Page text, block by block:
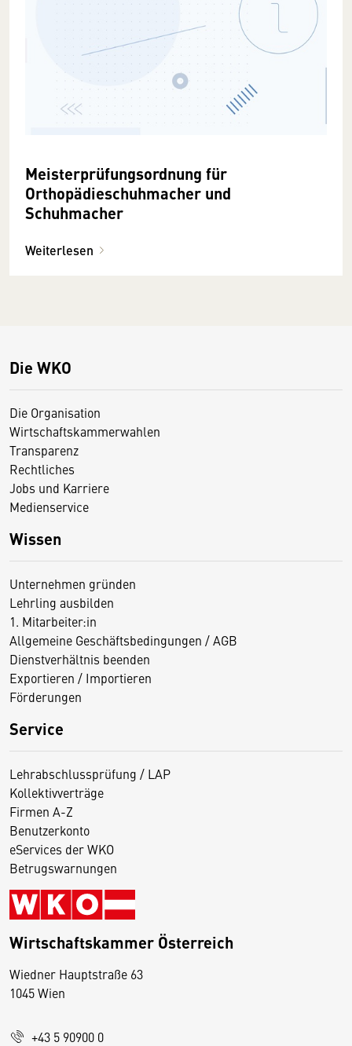
Meisterprüfungsordnung für
Orthopädieschuhmacher und
Schuhmacher
Weiterlesen
Die WKO
Die Organisation
Wirtschaftskammerwahlen
Transparenz
Rechtliches
Jobs und Karriere
Medienservice
Wissen
Unternehmen gründen
Lehrling ausbilden
1. Mitarbeiter:in
Allgemeine Geschäftsbedingungen / AGB
Dienstverhältnis beenden
Exportieren / Importieren
Förderungen
Service
Lehrabschlussprüfung / LAP
Kollektivverträge
Firmen A-Z
Benutzerkonto
eServices der WKO
Betrugswarnungen
Wirtschaftskammer Österreich
Wiedner Hauptstraße 63
1045 Wien
+43 5 90900 0
D
s